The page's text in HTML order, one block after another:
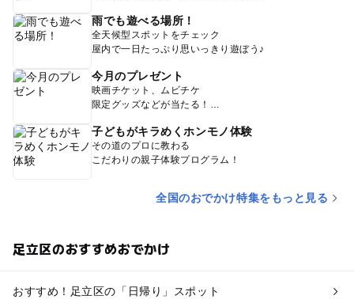
雨でも遊べる場所！
全天候型スポットをチェック
屋内で一日たっぷり思いっきり遊ぼう♪
今月のプレゼント
映画チケット、ムビチケ
限定グッズなどが当たる！
子どもがキラめくホンモノ体験
その道のプロに教わる
こだわりの親子体験プログラム！
全国のおでかけ特集をもっと見る
足立区のおすすめおでかけ
おすすめ！足立区の「日帰り」スポット